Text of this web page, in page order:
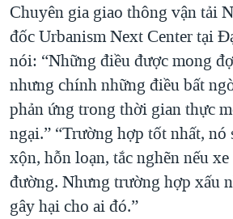
Chuyên gia giao thông vận tải
đốc Urbanism Next Center tại
nói: “Những điều được mong
nhưng chính những điều bất
phản ứng trong thời gian thực
ngại.” “Trường hợp tốt nhất, nó
xộn, hỗn loạn, tắc nghẽn nếu
đường. Nhưng trường hợp xấu
gây hại cho ai đó.”